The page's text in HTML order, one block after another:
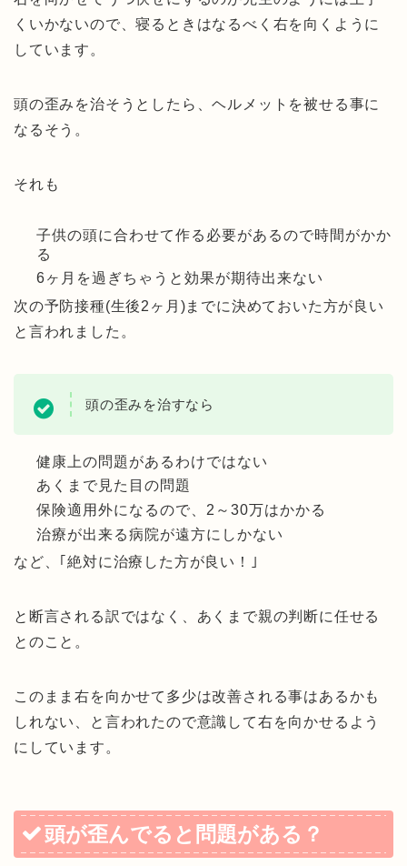
くいかないので、寝るときはなるべく右を向くように
しています。
頭の歪みを治そうとしたら、ヘルメットを被せる事に
なるそう。
それも
子供の頭に合わせて作る必要があるので時間がかか
る
6ヶ月を過ぎちゃうと効果が期待出来ない
次の予防接種(生後2ヶ月)までに決めておいた方が良い
と言われました。
頭の歪みを治すなら
健康上の問題があるわけではない
あくまで見た目の問題
保険適用外になるので、2～30万はかかる
治療が出来る病院が遠方にしかない
など、｢絶対に治療した方が良い！｣
と断言される訳ではなく、あくまで親の判断に任せる
とのこと。
このまま右を向かせて多少は改善される事はあるかも
しれない、と言われたので意識して右を向かせるよう
にしています。
頭が歪んでると問題がある？